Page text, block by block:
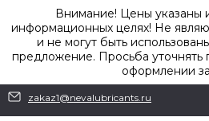
Внимание! Цены указаны
информационных целях! Не
и не могут быть
предложение. Просьба уточнять
оформлении
zakaz1@nevalubricants.ru